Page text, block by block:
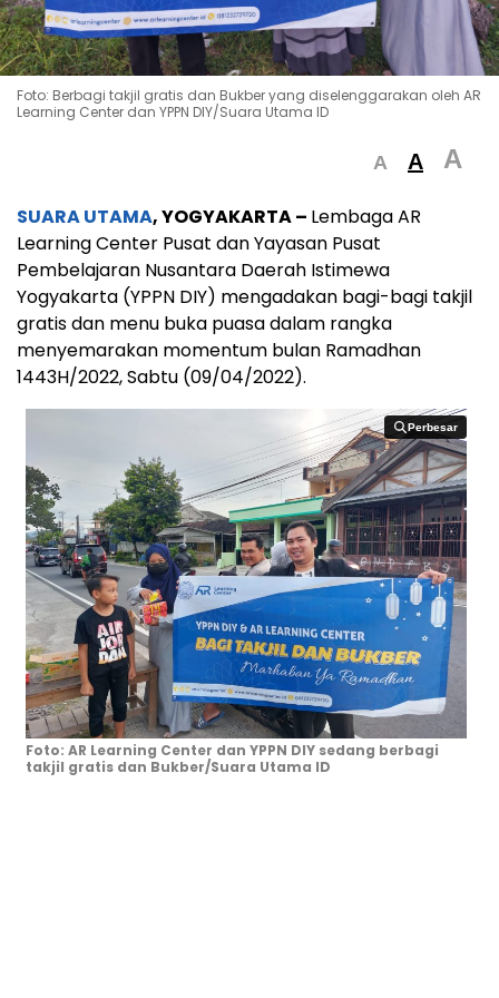
Foto: Berbagi takjil gratis dan Bukber yang diselenggarakan oleh AR
Learning Center dan YPPN DIY/Suara Utama ID
A A A
SUARA UTAMA, YOGYAKARTA – Lembaga AR
Learning Center Pusat dan Yayasan Pusat
Pembelajaran Nusantara Daerah Istimewa
Yogyakarta (YPPN DIY) mengadakan bagi-bagi takjil
gratis dan menu buka puasa dalam rangka
menyemarakan momentum bulan Ramadhan
1443H/2022, Sabtu (09/04/2022).
Perbesar
Perbesar
Foto: AR Learning Center dan YPPN DIY sedang berbagi
takjil gratis dan Bukber/Suara Utama ID